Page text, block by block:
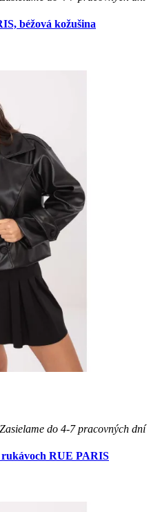
béžová kožušina
Zasielame do 4-7 pracovných dní
RUE PARIS